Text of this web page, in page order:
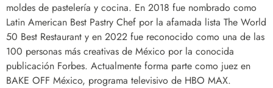
moldes de pastelería y cocina. En 2018 fue nombrado como
Latin American Best Pastry Chef por la afamada lista The World
50 Best Restaurant y en 2022 fue reconocido como una de las
100 personas más creativas de México por la conocida
publicación Forbes. Actualmente forma parte como juez en
BAKE OFF México, programa televisivo de HBO MAX.